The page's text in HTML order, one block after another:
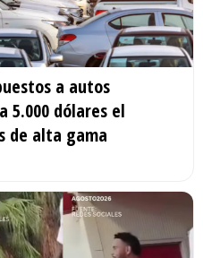
a autos
5.000 dólares el
de alta gama